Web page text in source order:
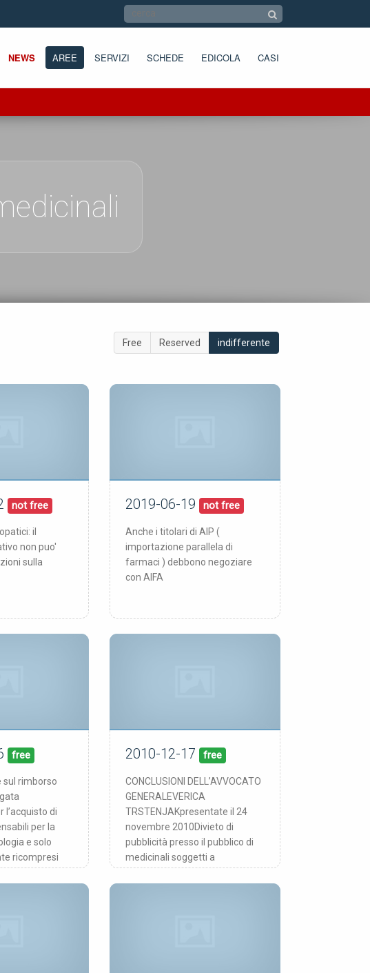
NEWS AREE SERVIZI SCHEDE EDICOLA CASI
Free Reserved indifferente
not free
il
non puo'
sulla
pubblicata:19/06/19
2019-06-19 not free
Anche i titolari di AIP (
importazione parallela di
farmaci ) debbono negoziare
con AIFA
free
sul rimborso
l’acquisto di
per la
e solo
ricompresi
pubblicata:17/12/10
2010-12-17 free
CONCLUSIONI DELL’AVVOCATO
GENERALEVERICA
TRSTENJAKpresentate il 24
novembre 2010Divieto di
pubblicità presso il pubblico di
medicinali soggetti a